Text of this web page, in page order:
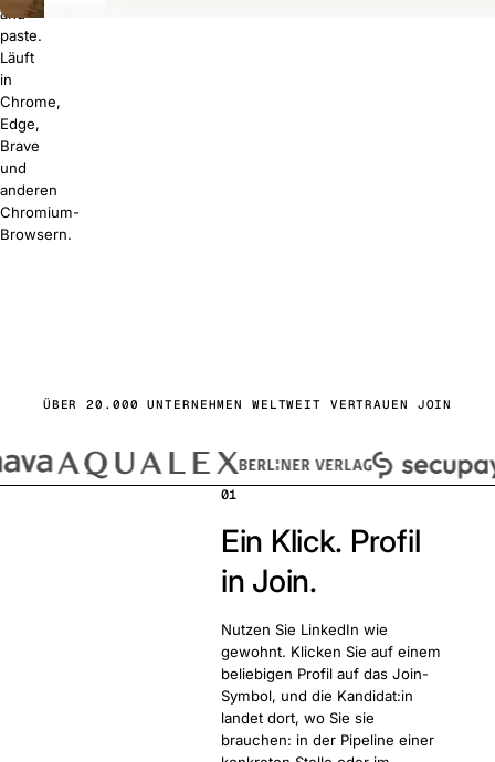
and-
paste.
Läuft
in
Chrome,
Edge,
Brave
und
anderen
Chromium-
Browsern.
ÜBER 20.000 UNTERNEHMEN WELTWEIT VERTRAUEN JOIN
01
Ein Klick. Profil
in Join.
Nutzen Sie LinkedIn wie
gewohnt. Klicken Sie auf einem
beliebigen Profil auf das Join-
Symbol, und die Kandidat:in
landet dort, wo Sie sie
brauchen: in der Pipeline einer